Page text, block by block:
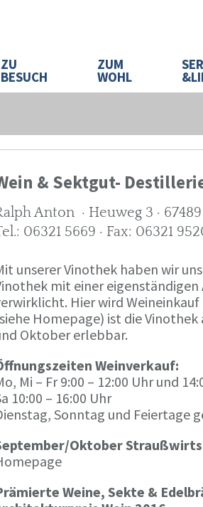
ZU
BESUCH
ZUM
WOHL
& Sektgut-
Anton · Heuweg 3 ·
06321 5669 · Fax: 06321
unserer Vinothek haben wir
mit einer
Hier wird
Homepage) ist die
Oktober erlebbar.
Weinverkauf:
Mi – Fr 9:00 – 12:00 Uhr und
10:00 – 16:00 Uhr
Sonntag und Feiertage
Oktober
Weine, Sekte &